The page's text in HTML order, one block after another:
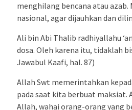
menghilang bencana atau azab.
nasional, agar dijauhkan dan
Ali bin Abi Thalib radhiyallahu
dosa. Oleh karena itu, tidaklah
Jawabul Kaafi, hal. 87)
Allah Swt memerintahkan
pada saat kita berbuat maksiat.
Allah, wahai orang-orang yang